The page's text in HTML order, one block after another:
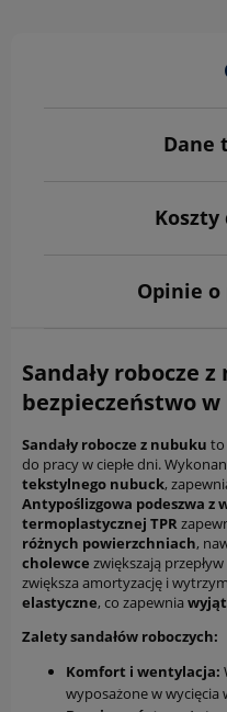
Dane
Koszty
Cena nie zawiera
Opinie o
Sandały robocze
bezpieczeństwo
Sandały robocze z nubuku to
do pracy w ciepłe dni.
tekstylnego nubuck,
Antypoślizgowa podeszwa z
termoplastycznej TPR
różnych powierzchniach,
cholewce zwiększają
zwiększa amortyzację i
elastyczne, co zapewnia
Zalety sandałów roboczych:
Komfort i wentylacja:
wyposażone w wycięcia